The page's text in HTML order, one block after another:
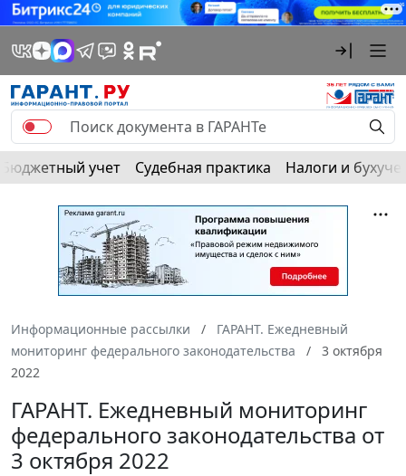
Бюджетный учет Судебная практика Налоги и
Информационные рассылки
ГАРАНТ. Ежедневный
мониторинг федерального законодательства
3 октября
2022
ГАРАНТ. Ежедневный мониторинг
федерального законодательства от
3 октября 2022